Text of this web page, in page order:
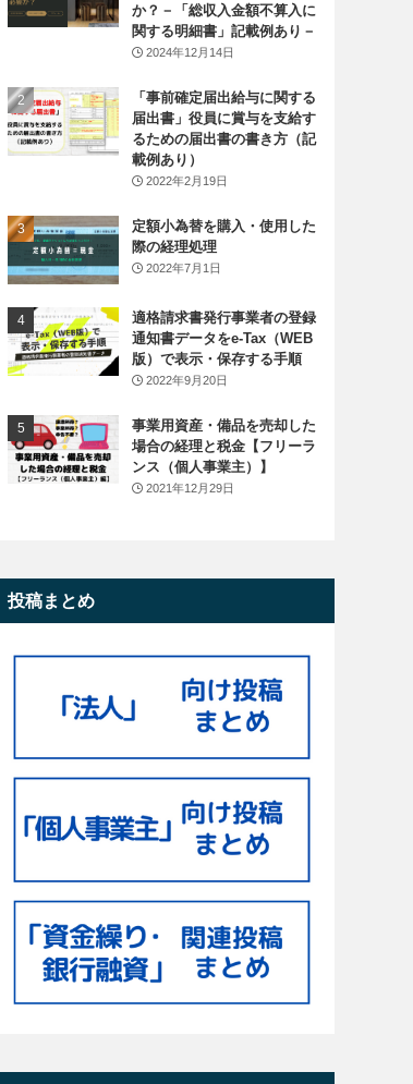
か？－「総収入金額不算入に
関する明細書」記載例あり－
2024年12月14日
「事前確定届出給与に関する
届出書」役員に賞与を支給す
るための届出書の書き方（記
載例あり）
2022年2月19日
定額小為替を購入・使用した
際の経理処理
2022年7月1日
適格請求書発行事業者の登録
通知書データをe-Tax（WEB
版）で表示・保存する手順
2022年9月20日
事業用資産・備品を売却した
場合の経理と税金【フリーラ
ンス（個人事業主）】
2021年12月29日
投稿まとめ